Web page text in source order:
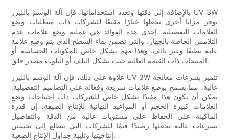
بالإضافة إلى دقتها وتعدد استخداماتها، فإن آلة الوسم بالليزر UV 3W
توفر مزايا أخرى تجعلها خيارًا مقنعًا للشركات ذات متطلبات وضع
العلامات التفصيلية. إحدى هذه الفوائد هي عملية وضع علامات عدم
التلامس الخاصة بالجهاز، والتي تضمن بقاء السطح الذي يتم وضع علامة
عليه نظيفًا وغير تالف. وهذا مهم بشكل خاص للمكونات الحساسة أو
المنتجات ذات القيمة العالية حيث يشكل التلف أو التلوث مصدر قلق.
علاوة على ذلك، فإن آلة الوسم بالليزر UV 3W تتميز بسرعات معالجة
عالية، مما يسمح بوضع علامات سريعة وفعالة على التصاميم التفصيلية.
يمكن أن يكون هذا مفيدًا بشكل خاص للشركات ذات احتياجات وضع
العلامات كبيرة الحجم أو المواعيد النهائية للإنتاج الضيقة. إن قدرة
الماكينة على الحفاظ على مستويات عالية من الدقة والتفاصيل
بسرعات عالية تجعلها رصيدًا قيمًا للشركات التي تتطلع إلى تحسين
إنتاجيتها وتلبية جداول الإنتاج الصعبة.